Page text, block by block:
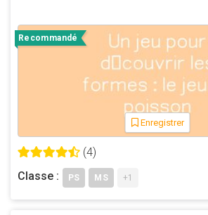
Recommandé
Enregistrer
(4)
Classe :
PS MS +1